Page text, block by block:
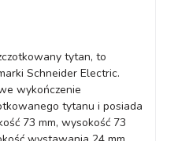
tytan, to
Schneider Electric.
wykończenie
tytanu i posiada
73 mm, wysokość 73